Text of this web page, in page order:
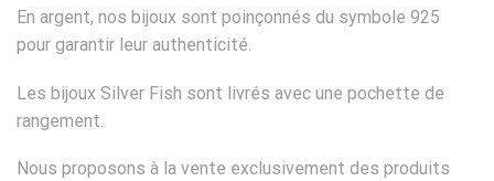
En argent, nos bijoux sont poinçonnés du symbole 925
pour garantir leur authenticité.
Les bijoux Silver Fish sont livrés avec une pochette de
rangement.
Nous proposons à la vente exclusivement des produits